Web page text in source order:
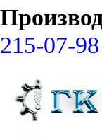
215-07-98